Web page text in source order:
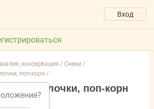
Вход
консервация / Снеки /
поп-корн /
палочки, поп-корн